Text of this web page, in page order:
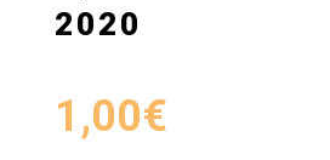
2020
1,00€